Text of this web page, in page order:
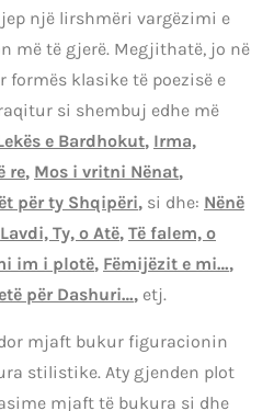
një lirshmëri vargëzimi e
më të gjerë. Megjithatë, jo në
formës klasike të poezisë e
si shembuj edhe më
e Bardhokut, Irma,
re, Mos i vritni Nënat,
për ty Shqipëri, si dhe: Nënë
Lavdi, Ty, o Atë, Të falem, o
im i plotë, Fëmijëzit e mi…,
për Dashuri…, etj.
mjaft bukur figuracionin
stilistike. Aty gjenden plot
mjaft të bukura si dhe